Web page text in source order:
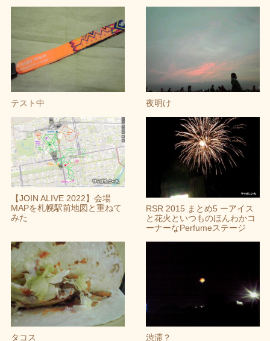
テスト中 夜明け
【JOIN ALIVE 2022】会場
MAPを札幌駅前地図と重ねて
みた
RSR 2015 まとめ5 ーアイス
と花火といつものほんわかコ
ーナーなPerfumeステージ
タコス 渋滞？